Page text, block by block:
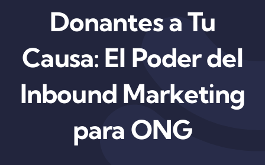
Donantes a Tu
Causa: El Poder del
Inbound Marketing
para ONG